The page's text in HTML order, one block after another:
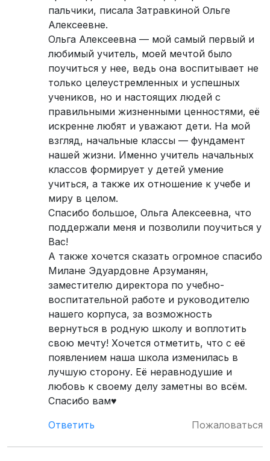
пальчики, писала Затравкиной Ольге
Алексеевне.
Ольга Алексеевна — мой самый первый и
любимый учитель, моей мечтой было
поучиться у нее, ведь она воспитывает не
только целеустремленных и успешных
учеников, но и настоящих людей с
правильными жизненными ценностями, её
искренне любят и уважают дети. На мой
взгляд, начальные классы — фундамент
нашей жизни. Именно учитель начальных
классов формирует у детей умение
учиться, а также их отношение к учебе и
миру в целом.
Спасибо большое, Ольга Алексеевна, что
поддержали меня и позволили поучиться у
Вас!
А также хочется сказать огромное спасибо
Милане Эдуардовне Арзуманян,
заместителю директора по учебно-
воспитательной работе и руководителю
нашего корпуса, за возможность
вернуться в родную школу и воплотить
свою мечту! Хочется отметить, что с её
появлением наша школа изменилась в
лучшую сторону. Её неравнодушие и
любовь к своему делу заметны во всём.
Спасибо вам♥️
Ответить
Пожаловаться